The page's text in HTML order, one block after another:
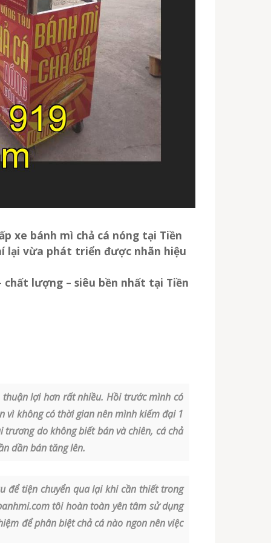
xe bánh mì chả cá nóng tại Tiền
lại vừa phát triển được nhãn hiệu
chất lượng – siêu bền nhất tại Tiền
lợi hơn rất nhiều. Hồi trước mình có
vì không có thời gian nên mình kiếm đại 1
do không biết bán và chiên, cá chả
dần bán tăng lên.
để tiện chuyển qua lại khi cần thiết trong
tôi hoàn toàn yên tâm sử dụng
để phân biệt chả cá nào ngon nên việc